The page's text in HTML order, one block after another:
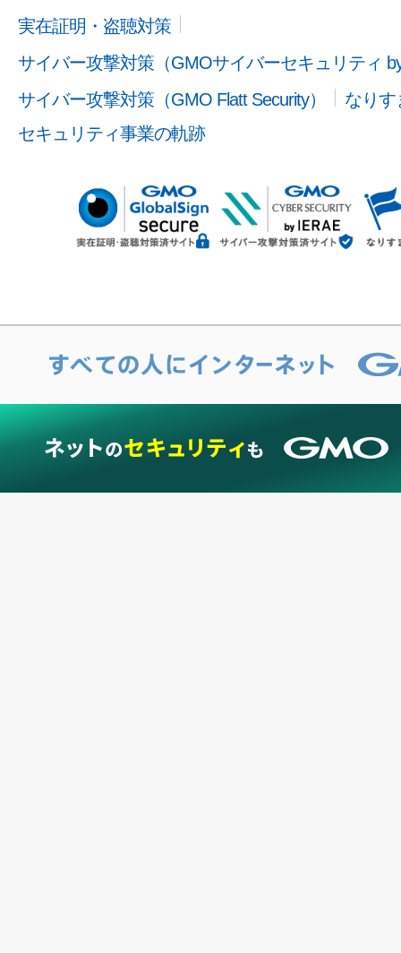
実在証明・盗聴対策
サイバー攻撃対策（GMOサイバーセキュリティ
サイバー攻撃対策（GMO Flatt Security）
なりす
セキュリティ事業の軌跡